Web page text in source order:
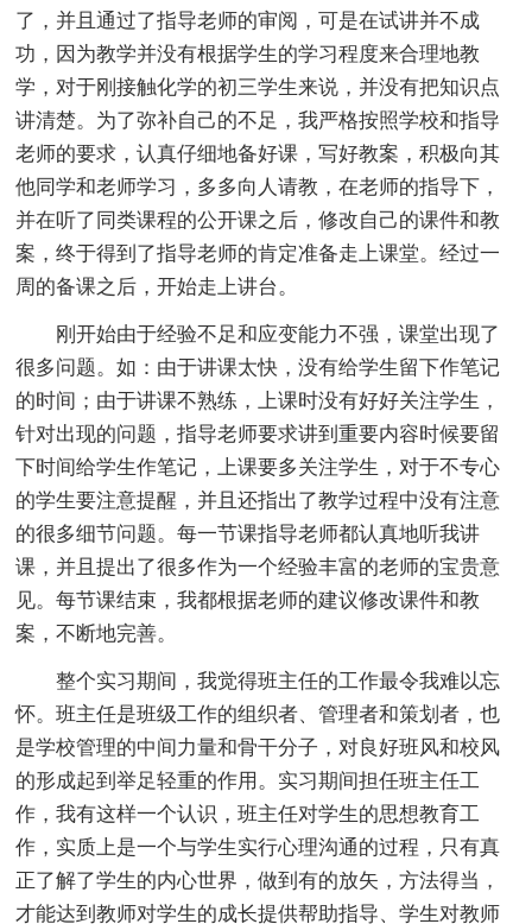
了，并且通过了指导老师的审阅，可是在试讲并不成
功，因为教学并没有根据学生的学习程度来合理地教
学，对于刚接触化学的初三学生来说，并没有把知识点
讲清楚。为了弥补自己的不足，我严格按照学校和指导
老师的要求，认真仔细地备好课，写好教案，积极向其
他同学和老师学习，多多向人请教，在老师的指导下，
并在听了同类课程的公开课之后，修改自己的课件和教
案，终于得到了指导老师的肯定准备走上课堂。经过一
周的备课之后，开始走上讲台。
刚开始由于经验不足和应变能力不强，课堂出现了
很多问题。如：由于讲课太快，没有给学生留下作笔记
的时间；由于讲课不熟练，上课时没有好好关注学生，
针对出现的问题，指导老师要求讲到重要内容时候要留
下时间给学生作笔记，上课要多关注学生，对于不专心
的学生要注意提醒，并且还指出了教学过程中没有注意
的很多细节问题。每一节课指导老师都认真地听我讲
课，并且提出了很多作为一个经验丰富的老师的宝贵意
见。每节课结束，我都根据老师的建议修改课件和教
案，不断地完善。
整个实习期间，我觉得班主任的工作最令我难以忘
怀。班主任是班级工作的组织者、管理者和策划者，也
是学校管理的中间力量和骨干分子，对良好班风和校风
的形成起到举足轻重的作用。实习期间担任班主任工
作，我有这样一个认识，班主任对学生的思想教育工
作，实质上是一个与学生实行心理沟通的过程，只有真
正了解了学生的内心世界，做到有的放矢，方法得当，
才能达到教师对学生的成长提供帮助指导、学生对教师